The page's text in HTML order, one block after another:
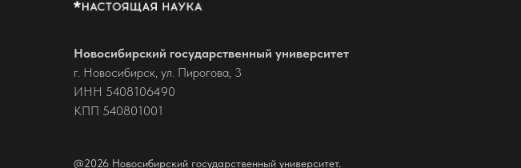
@2026 Новосибирский государственный университет.
Новосибирский государственный университет
г. Новосибирск, ул. Пирогова, 3
ИНН 5408106490
КПП 540801001